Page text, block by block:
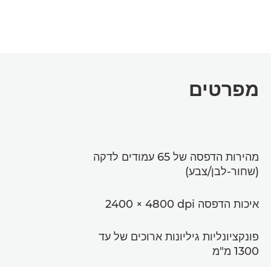
מפרטים
מהירות הדפסה של 65 עמודים לדקה
(שחור-לבן/צבע)
איכות הדפסה ‎2400 × 4800 dpi
פונקציונליות גיליונות ארוכים של עד
1300 מ"מ